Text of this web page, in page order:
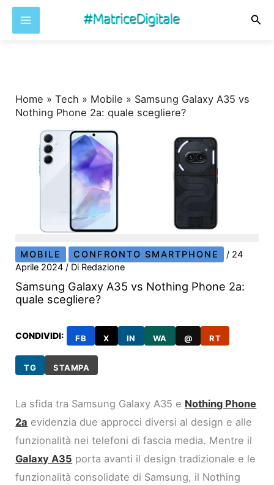
Home »Tech » Mobile » Samsung Galaxy A35 vs
Nothing Phone 2a: quale scegliere?
MOBILE CONFRONTO SMARTPHONE / 24
Aprile 2024/ Di Redazione
Samsung Galaxy A35 vs Nothing Phone 2a:
quale scegliere?
CONDIVIDI: FB X IN WA @ RT
TG STAMPA
La sfida tra Samsung Galaxy A35 e Nothing Phone
2a evidenzia due approcci diversi al design e alle
funzionalità nei telefoni di fascia media. Mentre il
Galaxy A35 porta avanti il design tradizionale e le
funzionalità consolidate di Samsung, il Nothing